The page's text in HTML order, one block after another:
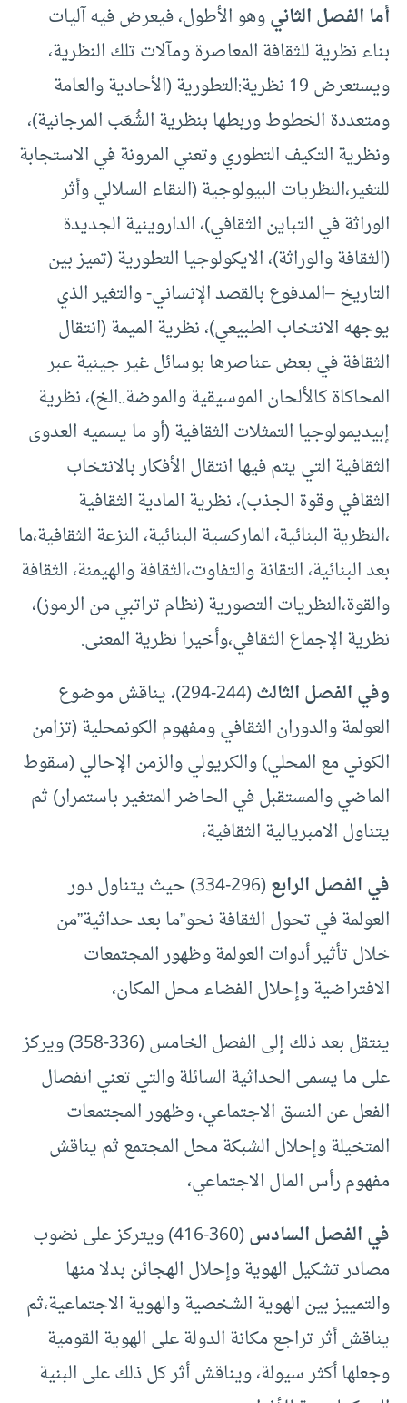
أما الفصل الثانيوهو الأطول، فيعرض فيه آليات
بناء نظرية للثقافة المعاصرة ومآلات تلك النظرية،
ويستعرض 19 نظرية:التطورية (الأحادية والعامة
ومتعددة الخطوط وربطها بنظرية الشُعَب المرجانية)،
ونظرية التكيف التطوري وتعني المرونة في الاستجابة
للتغير،النظريات البيولوجية (النقاء السلالي وأثر
الوراثة في التباين الثقافي)، الداروينية الجديدة
(الثقافة والوراثة)، الايكولوجيا التطورية (تميز بين
التاريخ –المدفوع بالقصد الإنساني- والتغير الذي
يوجهه الانتخاب الطبيعي)، نظرية الميمة (انتقال
الثقافة في بعض عناصرها بوسائل غير جينية عبر
المحاكاة كالألحان الموسيقية والموضة..الخ)، نظرية
إبيديمولوجيا التمثلات الثقافية (أو ما يسميه العدوى
الثقافية التي يتم فيها انتقال الأفكار بالانتخاب
الثقافي وقوة الجذب)، نظرية المادية الثقافية
،النظرية البنائية، الماركسية البنائية، النزعة الثقافية،ما
بعد البنائية، التقانة والتفاوت،الثقافة والهيمنة، الثقافة
والقوة،النظريات التصورية (نظام تراتبي من الرموز)،
نظرية الإجماع الثقافي،وأخيرا نظرية المعنى.
وفي الفصل الثالث
(244-294)، يناقش موضوع
العولمة والدوران الثقافي ومفهوم الكونمحلية (تزامن
الكوني مع المحلي) والكريولي والزمن الإحالي (سقوط
الماضي والمستقبل في الحاضر المتغير باستمرار) ثم
يتناول الامبريالية الثقافية،
في الفصل الرابع
(296-334) حيث يتناول دور
العولمة في تحول الثقافة نحو”ما بعد حداثية”من
خلال تأثير أدوات العولمة وظهور المجتمعات
الافتراضية وإحلال الفضاء محل المكان،
ينتقل بعد ذلك إلى الفصل الخامس (336-358) ويركز
على ما يسمى الحداثية السائلة والتي تعني انفصال
الفعل عن النسق الاجتماعي، وظهور المجتمعات
المتخيلة وإحلال الشبكة محل المجتمع ثم يناقش
مفهوم رأس المال الاجتماعي،
في الفصل السادس
(360-416) ويتركز على نضوب
مصادر تشكيل الهوية وإحلال الهجائن بدلا منها
والتمييز بين الهوية الشخصية والهوية الاجتماعية،ثم
يناقش أثر تراجع مكانة الدولة على الهوية القومية
وجعلها أكثر سيولة، ويناقش أثر كل ذلك على البنية